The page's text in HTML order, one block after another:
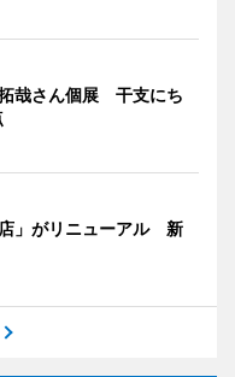
哉さん個展 干支にち
」がリニューアル 新